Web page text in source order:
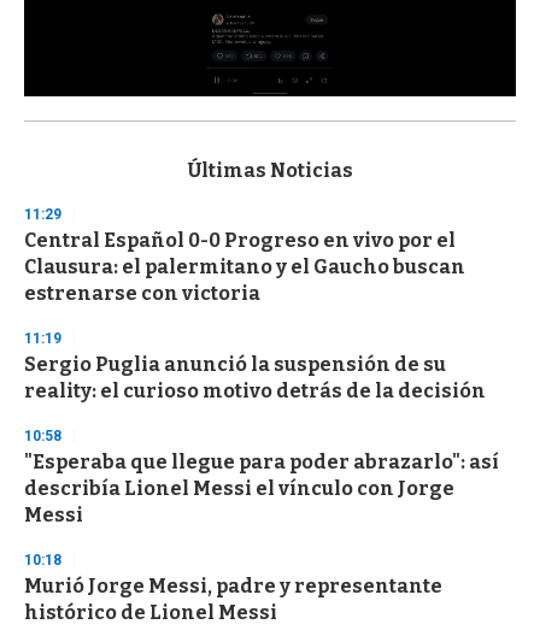
s
d
s
o
f
3
s
e
c
o
d
s
Últimas Noticias
11:29
Central Español 0-0 Progreso en vivo por el
Clausura: el palermitano y el Gaucho buscan
estrenarse con victoria
11:19
Sergio Puglia anunció la suspensión de su
reality: el curioso motivo detrás de la decisión
10:58
"Esperaba que llegue para poder abrazarlo": así
describía Lionel Messi el vínculo con Jorge
Messi
10:18
Murió Jorge Messi, padre y representante
histórico de Lionel Messi